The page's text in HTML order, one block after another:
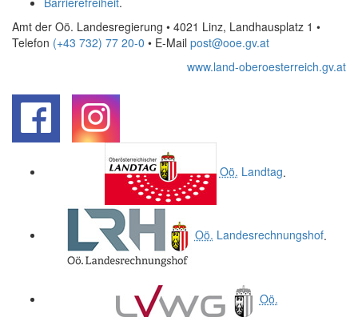
Amt der Oö. Landesregierung • 4021 Linz, Landhausplatz 1 •
Telefon (+43 732) 77 20-0 • E-Mail post@ooe.gv.at
www.land-oberoesterreich.gv.at
Oö. Landtag.
Oö. Landesrechnungshof.
Oö.